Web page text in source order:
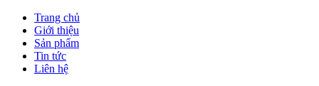
Trang chủ
Giới thiệu
Sản phẩm
Tin tức
Liên hệ